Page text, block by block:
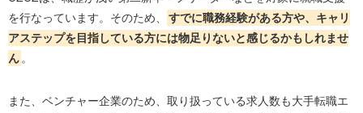
を行なっています。そのため、
すでに職務経験がある方や、キャリ
アステップを目指している方には物足りないと感じるかもしれませ
ん 。
また、ベンチャー企業のため、取り扱っている求人数も大手転職エ